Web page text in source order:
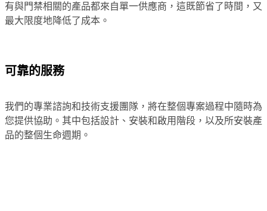
有與門禁相關的產品都來自單一供應商，這既節省了時間，又
最大限度地降低了成本。
可靠的服務
我們的專業諮詢和技術支援團隊，將在整個專案過程中隨時為
您提供協助。其中包括設計、安裝和啟用階段，以及所安裝產
品的整個生命週期。